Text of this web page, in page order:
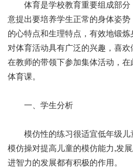
体育是学校教育重要组成部分
意提出要培养学生正常的身体姿
的心特点和生理特点，有效地锻
对体育活动具有广泛的兴趣，喜
在教师的带领下参加集体活动，
体育课。
一、学生分析
模仿性的练习很适宜低年级儿
模仿操对提高儿童的模仿能力,发
进智力的发展都有积极的作用。